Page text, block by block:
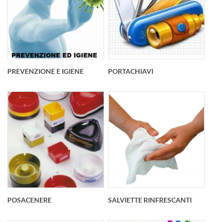
PREVENZIONE E IGIENE PORTACHIAVI
POSACENERE SALVIETTE RINFRESCANTI